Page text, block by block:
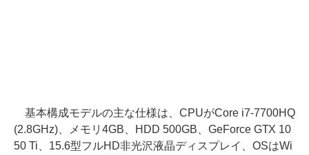
基本構成モデルの主な仕様は、CPUがCore i7-7700HQ
(2.8GHz)、メモリ4GB、HDD 500GB、GeForce GTX 10
50 Ti、15.6型フルHD非光沢液晶ディスプレイ、OSはWi